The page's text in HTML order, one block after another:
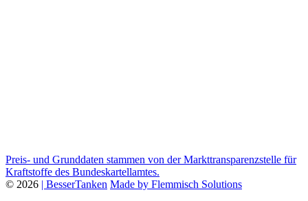
Preis- und Grunddaten stammen von der Markttransparenzstelle für
Kraftstoffe des Bundeskartellamtes.
© 2026 | BesserTanken Made by Flemmisch Solutions